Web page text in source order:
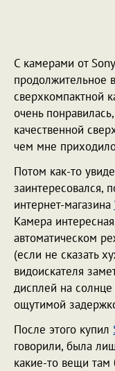
С камерами от
продолжительное
сверхкомпактной
очень
качественной
чем мне
Потом как-то
заинтересовался,
интернет-магазина
Камера
автоматическом
(если не сказать
видоискателя
дисплей на солнце
ощутимой
После этого купил
говорили, была
какие-то вещи